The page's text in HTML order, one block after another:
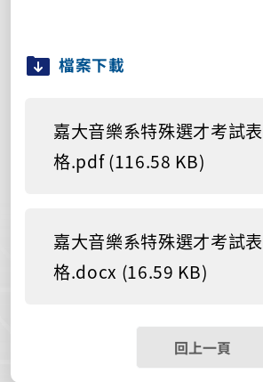
檔案下載
嘉大音樂系特殊選才考試表
格.pdf (116.58 KB)
嘉大音樂系特殊選才考試表
格.docx (16.59 KB)
回上一頁